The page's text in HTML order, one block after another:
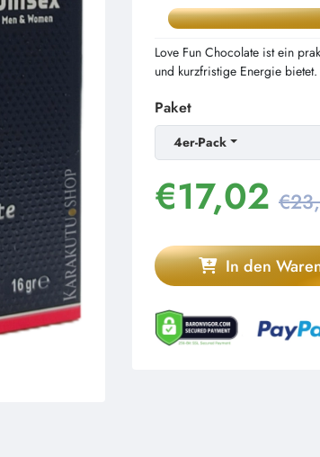
Love Fun Chocolate ist ein
und kurzfristige Energie bietet.
Paket
4er-Pack
€17,02
In den